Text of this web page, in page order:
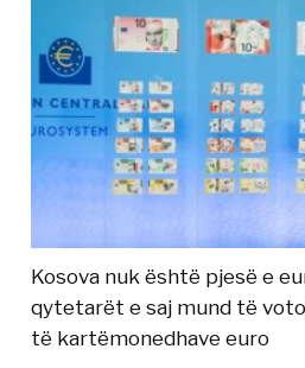
Kosova nuk është pjesë e
qytetarët e saj mund të
të kartëmonedhave euro